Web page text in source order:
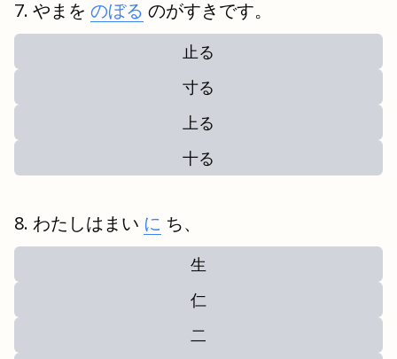
やまを のぼる のがすきです。
止る
寸る
上る
十る
わたしはまい に ち、
生
仁
二